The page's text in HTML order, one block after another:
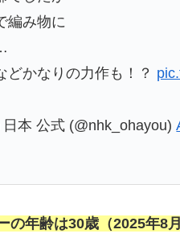
編み物に
どかなりの力作も！？
本 公式 (@nhk_ohayou)
の年齢は30歳（2025年8